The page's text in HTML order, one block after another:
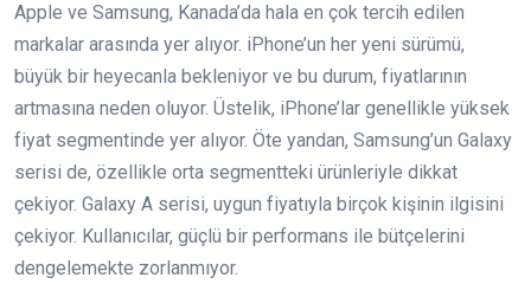
Apple ve Samsung, Kanada’da hala en çok tercih edilen
markalar arasında yer alıyor. iPhone’un her yeni sürümü,
büyük bir heyecanla bekleniyor ve bu durum, fiyatlarının
artmasına neden oluyor. Üstelik, iPhone’lar genellikle yüksek
fiyat segmentinde yer alıyor. Öte yandan, Samsung’un Galaxy
serisi de, özellikle orta segmentteki ürünleriyle dikkat
çekiyor. Galaxy A serisi, uygun fiyatıyla birçok kişinin ilgisini
çekiyor. Kullanıcılar, güçlü bir performans ile bütçelerini
dengelemekte zorlanmıyor.